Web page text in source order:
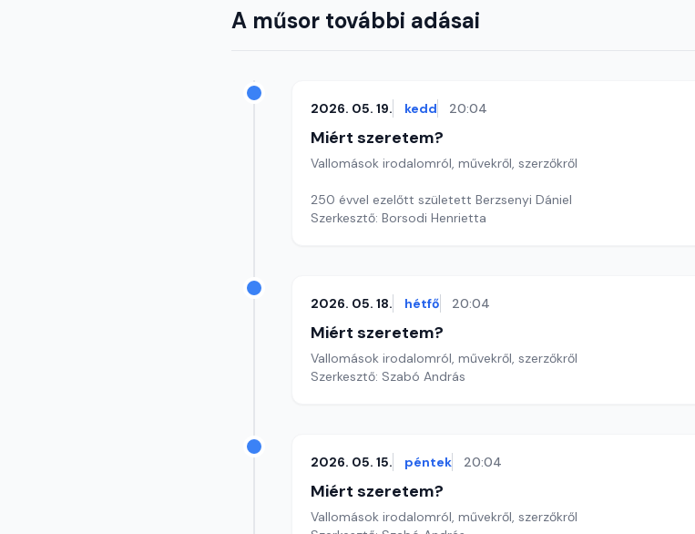
A műsor további adásai
2026. 05. 19. kedd 20:04
Miért szeretem?
Vallomások irodalomról, művekről, szerzőkről
250 évvel ezelőtt született Berzsenyi Dániel
Szerkesztő: Borsodi Henrietta
2026. 05. 18. hétfő 20:04
Miért szeretem?
Vallomások irodalomról, művekről, szerzőkről
Szerkesztő: Szabó András
2026. 05. 15. péntek 20:04
Miért szeretem?
Vallomások irodalomról, művekről, szerzőkről